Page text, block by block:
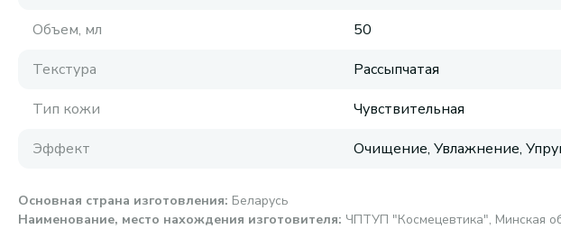
Объем, мл
50
Текстура
Рассыпчатая
Тип кожи
Чувствительная
Эффект
Очищение, Увлажнение,
Основная страна изготовления: Беларусь
Наименование, место нахождения изготовителя: ЧПТУП "Космецевтика", Минская